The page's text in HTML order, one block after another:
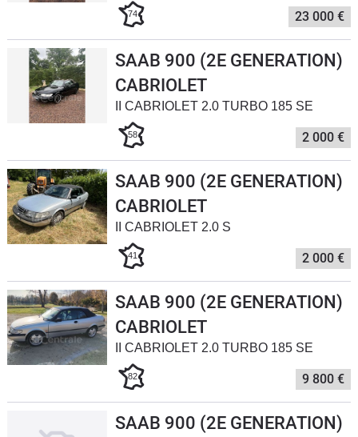
Flottes
Auto
Forum
Moto
74 23 000 €
SAAB 900 (2E GENERATION)
CABRIOLET
II CABRIOLET 2.0 TURBO 185 SE
58 2 000 €
SAAB 900 (2E GENERATION)
CABRIOLET
II CABRIOLET 2.0 S
41 2 000 €
SAAB 900 (2E GENERATION)
CABRIOLET
II CABRIOLET 2.0 TURBO 185 SE
82 9 800 €
SAAB 900 (2E GENERATION)